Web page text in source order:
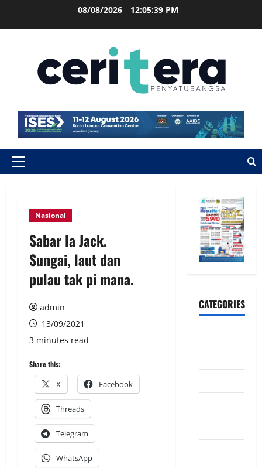
08/08/2026 12:05:40 PM
Nasional
Sabar la Jack.
Sungai, laut dan
pulau tak pi mana.
admin
13/09/2021
3 minutes read
Share this:
X Facebook
Threads
Telegram
WhatsApp
CATEGORIES